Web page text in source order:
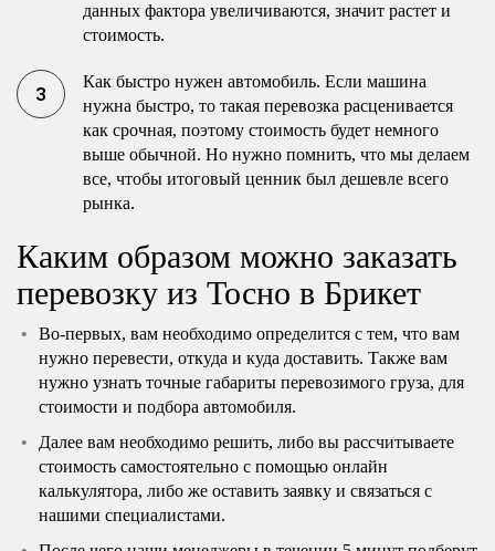
данных фактора увеличиваются, значит растет и
стоимость.
Как быстро нужен автомобиль. Если машина
нужна быстро, то такая перевозка расценивается
как срочная, поэтому стоимость будет немного
выше обычной. Но нужно помнить, что мы делаем
все, чтобы итоговый ценник был дешевле всего
рынка.
Каким образом можно заказать
перевозку из Тосно в Брикет
Во-первых, вам необходимо определится с тем, что вам
нужно перевести, откуда и куда доставить. Также вам
нужно узнать точные габариты перевозимого груза, для
стоимости и подбора автомобиля.
Далее вам необходимо решить, либо вы рассчитываете
стоимость самостоятельно с помощью онлайн
калькулятора, либо же оставить заявку и связаться с
нашими специалистами.